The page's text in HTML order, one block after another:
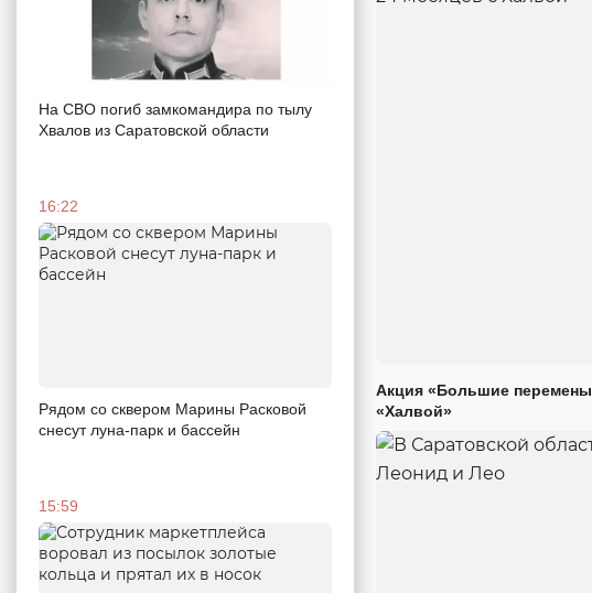
На СВО погиб замкомандира по тылу
Хвалов из Саратовской области
16:22
Рядом со сквером Марины Расковой
снесут луна-парк и бассейн
15:59
Акция «Большие
«Халвой»